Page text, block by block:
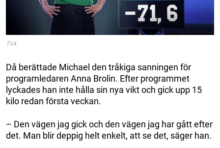
TV4
Då berättade Michael den tråkiga sanningen för
programledaren Anna Brolin. Efter programmet
lyckades han inte hålla sin nya vikt och gick upp 15
kilo redan första veckan.
– Den vägen jag gick och den vägen jag har gått efter
det. Man blir deppig helt enkelt, att se det, säger han.